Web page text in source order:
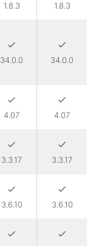
1.8.3 1.8.3
34.0.0 34.0.0
4.07 4.07
3.3.17 3.3.17
3.6.10 3.6.10